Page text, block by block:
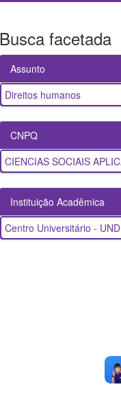
Busca facetada
Assunto
Direitos humanos
CNPQ
CIENCIAS SOCIAIS
Instituição Acadêmica
Centro Universitário -